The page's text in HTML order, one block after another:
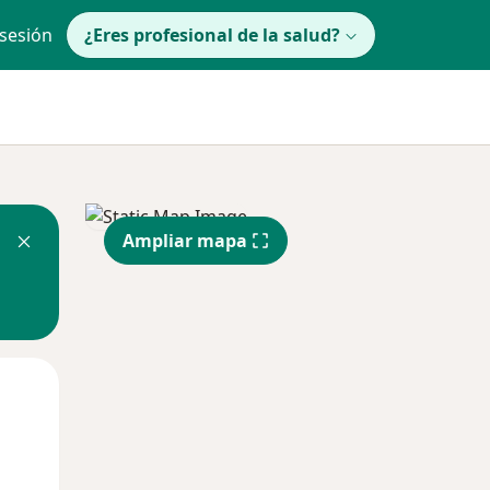
¿Eres profesional de la salud?
Ampliar mapa